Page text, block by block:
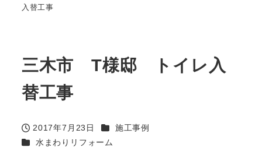
入替工事
三木市 T様邸 トイレ入
替工事
投稿日
2017年7月23日 カテゴリー
施工事例
カテゴリー
水まわりリフォーム